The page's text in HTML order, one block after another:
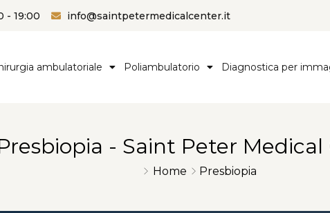
- 19:00 info@saintpetermedicalcenter.it
ambulatoriale Poliambulatorio Diagnostica per
- Saint Peter Medical
Home Presbiopia